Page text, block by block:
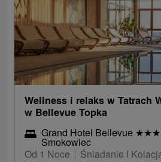
Wellness i relaks w Tatrach
w Bellevue Topka
Grand Hotel Bellevue ★★★
Smokowiec
Od 1 Noce
Śniadanie I